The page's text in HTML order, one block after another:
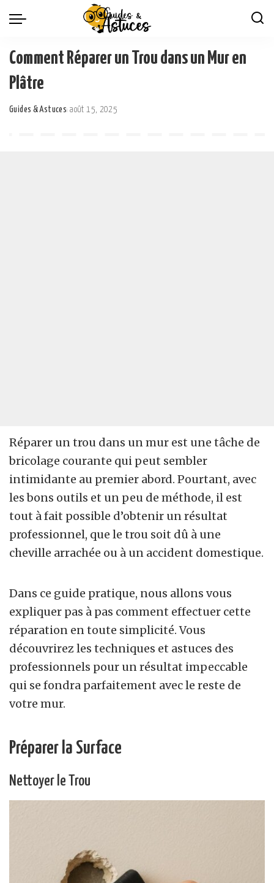
Comment Réparer un Trou dans un Mur en
Plâtre
Guides & Astuces août 15, 2025
Réparer un trou dans un mur est une tâche de
bricolage courante qui peut sembler
intimidante au premier abord. Pourtant, avec
les bons outils et un peu de méthode, il est
tout à fait possible d’obtenir un résultat
professionnel, que le trou soit dû à une
cheville arrachée ou à un accident domestique.
Dans ce guide pratique, nous allons vous
expliquer pas à pas comment effectuer cette
réparation en toute simplicité. Vous
découvrirez les techniques et astuces des
professionnels pour un résultat impeccable
qui se fondra parfaitement avec le reste de
votre mur.
Préparer la Surface
Nettoyer le Trou